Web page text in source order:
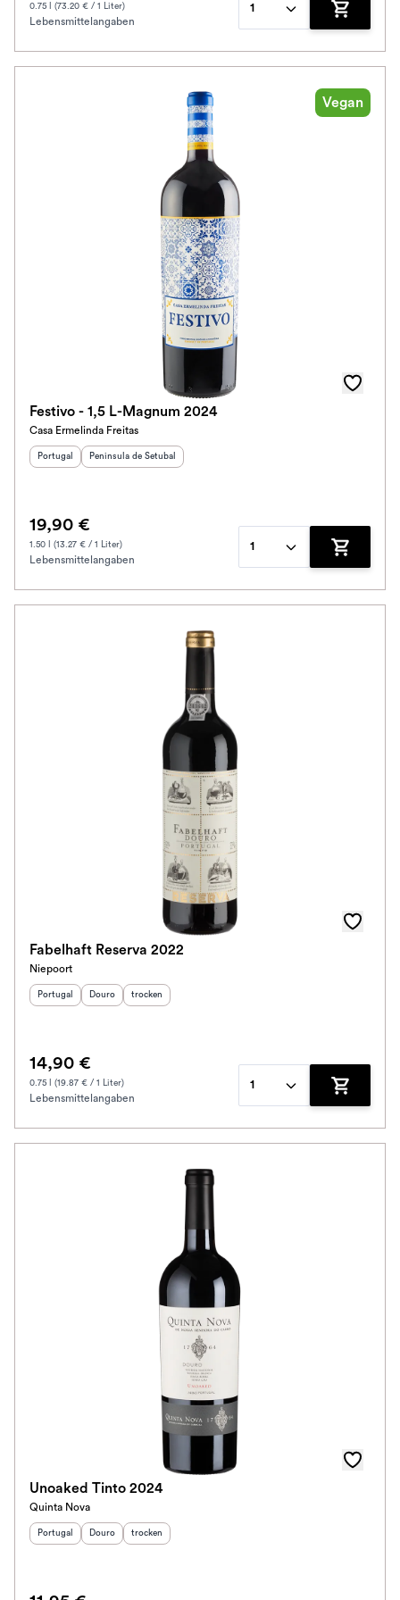
0.75 l (73.20 € / 1 Liter)
Lebensmittelangaben
1
Zum
Vegan
Festivo - 1,5 L-Magnum 2024
Casa Ermelinda Freitas
Herkunftsland:
Portugal Herkunftsregion:
Peninsula de Setubal
19,90 €
1.50 l (13.27 € / 1 Liter)
Lebensmittelangaben
1
Zum
Fabelhaft Reserva 2022
Niepoort
Herkunftsland:
Portugal Herkunftsregion:
Douro Geschmack
trocken
14,90 €
0.75 l (19.87 € / 1 Liter)
Lebensmittelangaben
1
Zum
Unoaked Tinto 2024
Quinta Nova
Herkunftsland:
Portugal Herkunftsregion:
Douro Geschmack
trocken